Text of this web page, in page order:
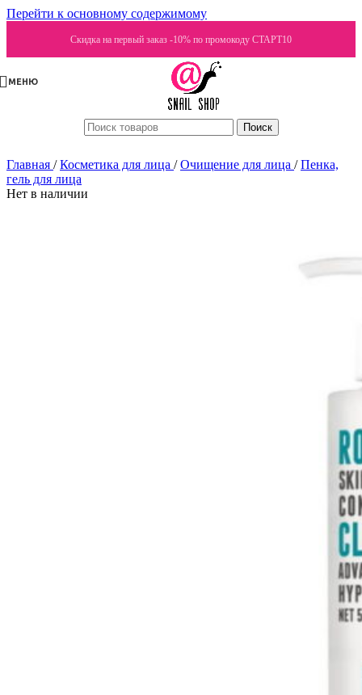
Перейти к основному содержимому
Скидка на первый заказ -10% по промокоду СТАРТ10
МЕНЮ
Поиск
Главная / Косметика для лица / Очищение для лица / Пенка,
гель для лица
Нет в наличии